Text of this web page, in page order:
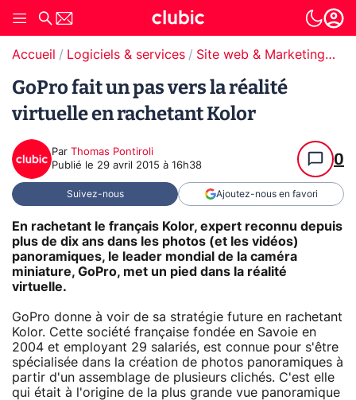
Accueil Logiciels & services Site web & Marketing Digital
GoPro fait un pas vers la réalité
virtuelle en rachetant Kolor
Par Thomas Pontiroli
Publié le 29 avril 2015 à 16h38 0
Suivez-nous Ajoutez-nous en favori
En rachetant le français Kolor, expert reconnu depuis
plus de dix ans dans les photos (et les vidéos)
panoramiques, le leader mondial de la caméra
miniature, GoPro, met un pied dans la réalité
virtuelle.
GoPro donne à voir de sa stratégie future en rachetant
Kolor. Cette société française fondée en Savoie en
2004 et employant 29 salariés, est connue pour s'être
spécialisée dans la création de photos panoramiques à
partir d'un assemblage de plusieurs clichés. C'est elle
qui était à l'origine de la plus grande vue panoramique